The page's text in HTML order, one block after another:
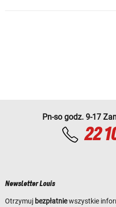
Pn-so godz. 9-17
22
Newsletter Louis
Otrzymuj bezpłatniewszystkie